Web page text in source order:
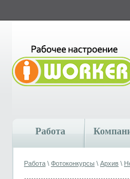
Работа
Работа \ Фотоконкурсы \ Архив \